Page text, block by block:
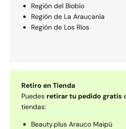
Región del Biobío
Región de La Araucaní­a
Región de Los Rí­os
Retiro en Tienda
Puedes retirar tu pedido gratis
tiendas:
Beauty.plus Arauco Maipú